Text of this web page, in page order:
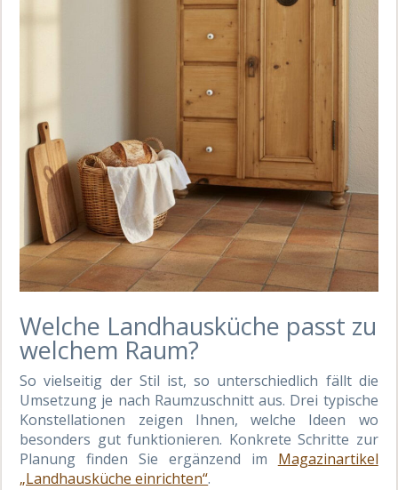
Welche Landhausküche passt zu
welchem Raum?
So vielseitig der Stil ist, so unterschiedlich fällt die
Umsetzung je nach Raumzuschnitt aus. Drei typische
Konstellationen zeigen Ihnen, welche Ideen wo
besonders gut funktionieren. Konkrete Schritte zur
Planung finden Sie ergänzend im Magazinartikel
„Landhausküche einrichten“.